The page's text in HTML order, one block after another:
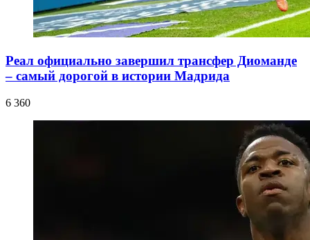
Реал официально завершил трансфер Диоманде
– самый дорогой в истории Мадрида
6 360